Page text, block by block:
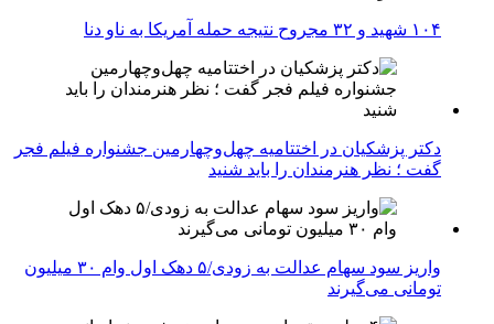
۱۰۴ شهید و ۳۲ مجروح نتیجه حمله آمریکا به ناو دنا
دکتر پزشکیان در اختتامیه چهل‌وچهارمین جشنواره فیلم فجر
گفت ؛ نظر هنرمندان را باید شنید
واریز سود سهام عدالت به زودی/۵ دهک اول وام ۳۰ میلیون
تومانی می‌گیرند